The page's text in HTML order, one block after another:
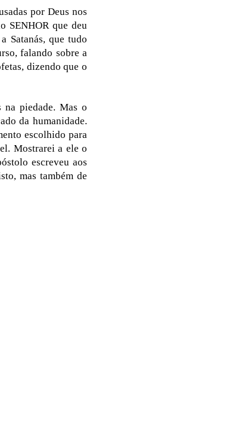
por Deus nos
SENHOR que deu
Satanás, que tudo
falando sobre a
dizendo que o
na piedade. Mas o
da humanidade.
escolhido para
Mostrarei a ele o
escreveu aos
mas também de